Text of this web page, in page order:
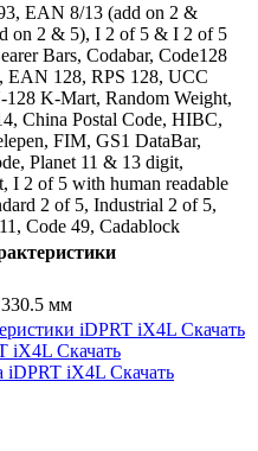
EAN 8/13 (add on 2 &
on 2 & 5), I 2 of 5 & I 2 of 5
Bars, Codabar, Code128
EAN 128, RPS 128, UCC
K-Mart, Random Weight,
China Postal Code, HIBC,
FIM, GS1 DataBar,
Planet 11 & 13 digit,
I 2 of 5 with human readable
2 of 5, Industrial 2 of 5,
Code 49, Cadablock
мм
iDPRT iX4L Скачать
iX4L Скачать
iDPRT iX4L Скачать